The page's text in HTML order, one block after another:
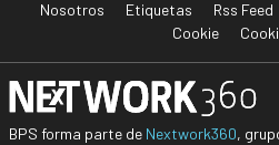
Nosotros Etiquetas Rss Feed
Cookie
BPS forma parte de Nextwork360,